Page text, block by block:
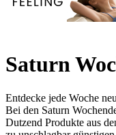
Saturn
Entdecke jede Woche
Bei den Saturn
Dutzend Produkte aus